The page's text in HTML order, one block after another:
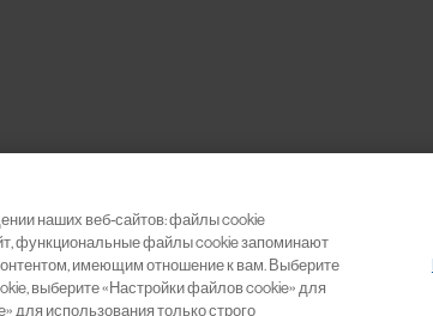
наших веб-сайтов: файлы cookie
функциональные файлы cookie запоминают
имеющим отношение к вам. Выберите
выберите «Настройки файлов cookie» для
для использования только строго